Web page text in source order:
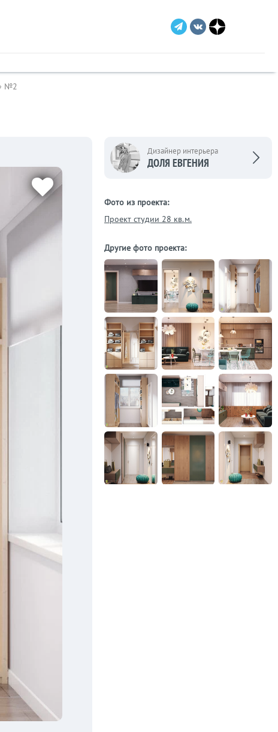
№2
Дизайнер интерьера
ДОЛЯ ЕВГЕНИЯ
Фото из проекта:
Проект студии 28 кв.м.
Другие фото проекта: